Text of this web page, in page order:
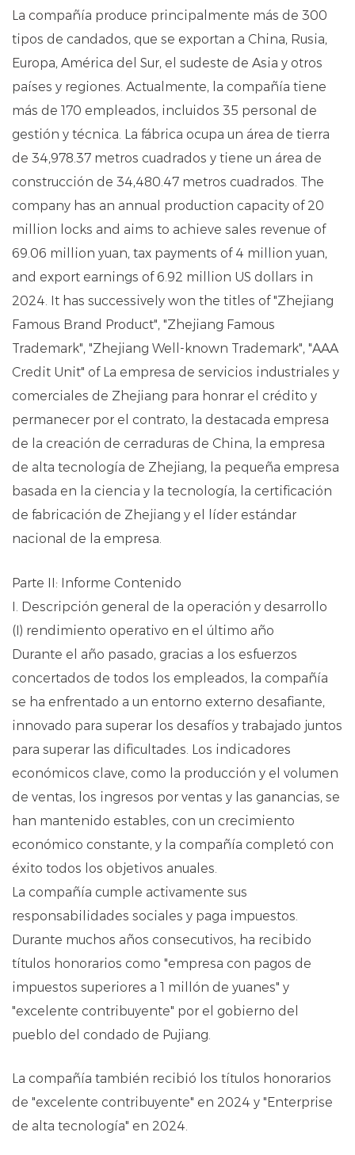
La compañía produce principalmente más de 300
tipos de candados, que se exportan a China, Rusia,
Europa, América del Sur, el sudeste de Asia y otros
países y regiones. Actualmente, la compañía tiene
más de 170 empleados, incluidos 35 personal de
gestión y técnica. La fábrica ocupa un área de tierra
de 34,978.37 metros cuadrados y tiene un área de
construcción de 34,480.47 metros cuadrados. The
company has an annual production capacity of 20
million locks and aims to achieve sales revenue of
69.06 million yuan, tax payments of 4 million yuan,
and export earnings of 6.92 million US dollars in
2024. It has successively won the titles of "Zhejiang
Famous Brand Product", "Zhejiang Famous
Trademark", "Zhejiang Well-known Trademark", "AAA
Credit Unit" of La empresa de servicios industriales y
comerciales de Zhejiang para honrar el crédito y
permanecer por el contrato, la destacada empresa
de la creación de cerraduras de China, la empresa
de alta tecnología de Zhejiang, la pequeña empresa
basada en la ciencia y la tecnología, la certificación
de fabricación de Zhejiang y el líder estándar
nacional de la empresa.
Parte II: Informe Contenido
I. Descripción general de la operación y desarrollo
(I) rendimiento operativo en el último año
Durante el año pasado, gracias a los esfuerzos
concertados de todos los empleados, la compañía
se ha enfrentado a un entorno externo desafiante,
innovado para superar los desafíos y trabajado juntos
para superar las dificultades. Los indicadores
económicos clave, como la producción y el volumen
de ventas, los ingresos por ventas y las ganancias, se
han mantenido estables, con un crecimiento
económico constante, y la compañía completó con
éxito todos los objetivos anuales.
La compañía cumple activamente sus
responsabilidades sociales y paga impuestos.
Durante muchos años consecutivos, ha recibido
títulos honorarios como "empresa con pagos de
impuestos superiores a 1 millón de yuanes" y
"excelente contribuyente" por el gobierno del
pueblo del condado de Pujiang.
La compañía también recibió los títulos honorarios
de "excelente contribuyente" en 2024 y "Enterprise
de alta tecnología" en 2024.